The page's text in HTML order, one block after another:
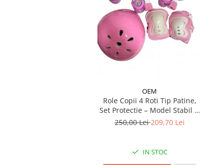
OEM
Role Copii 4 Roti Tip Patine,
Set Protectie – Model Stabil si
Reglabil - Roz
250,00 Lei209,70 Lei
IN STOC